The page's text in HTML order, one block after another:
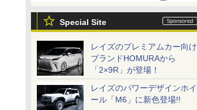
Special Site
レイズのプレミアムカー向け
ブランドHOMURAから
「2×9R」が登場！
レイズのパワーデザインホイ
ール「M6」に新色登場!!